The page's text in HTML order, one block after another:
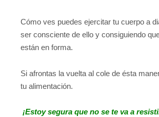
Cómo ves puedes ejercitar tu cuerpo a
ser consciente de ello y consiguiendo
están en forma.
Si afrontas la vuelta al cole de ésta
tu alimentación.
¡Estoy segura que no se te va a